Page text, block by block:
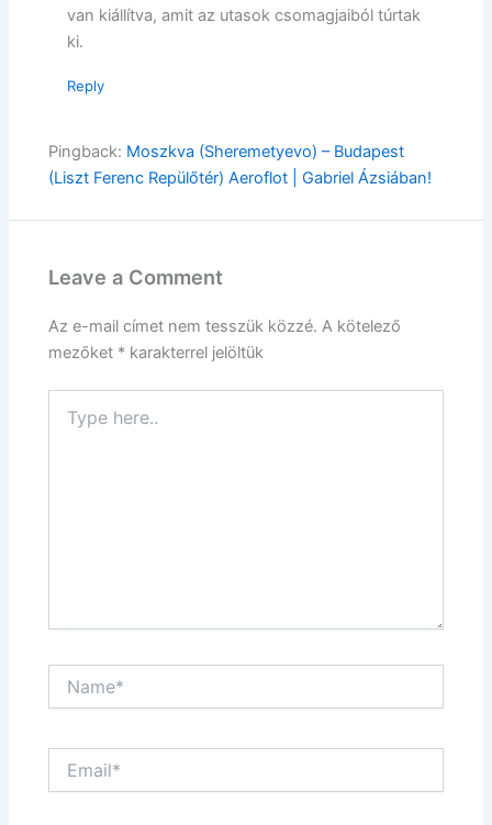
van kiállítva, amit az utasok csomagjaiból túrtak
ki.
Reply
Pingback: Moszkva (Sheremetyevo) – Budapest
(Liszt Ferenc Repülőtér) Aeroflot | Gabriel Ázsiában!
Leave a Comment
Az e-mail címet nem tesszük közzé. A kötelező
mezőket * karakterrel jelöltük
here..